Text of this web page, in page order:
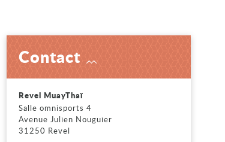
Contact
Revel MuayThaï
Salle omnisports 4
Avenue Julien Nouguier
31250 Revel